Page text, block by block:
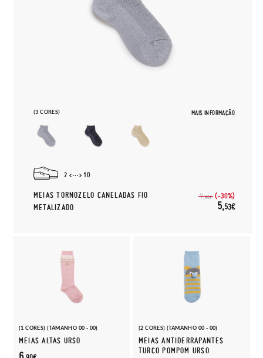
(3 CORES) MAIS INFORMAÇÃO
2 10
MEIAS TORNOZELO CANELADAS FIO
METALIZADO
7,90€ (-30%)
5,53€
(1 CORES) (TAMANHO 00 - 00)
MEIAS ALTAS URSO
(2 CORES) (TAMANHO 00 - 00)
MEIAS ANTIDERRAPANTES
TURCO POMPOM URSO